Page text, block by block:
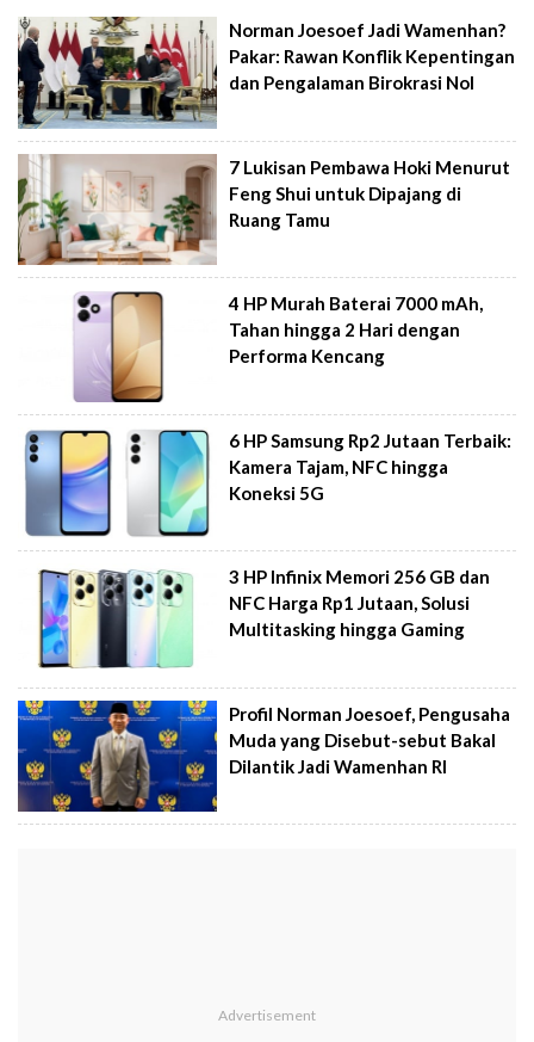
Norman Joesoef Jadi Wamenhan?
Pakar: Rawan Konflik Kepentingan
dan Pengalaman Birokrasi Nol
7 Lukisan Pembawa Hoki Menurut
Feng Shui untuk Dipajang di
Ruang Tamu
4 HP Murah Baterai 7000 mAh,
Tahan hingga 2 Hari dengan
Performa Kencang
6 HP Samsung Rp2 Jutaan Terbaik:
Kamera Tajam, NFC hingga
Koneksi 5G
3 HP Infinix Memori 256 GB dan
NFC Harga Rp1 Jutaan, Solusi
Multitasking hingga Gaming
Profil Norman Joesoef, Pengusaha
Muda yang Disebut-sebut Bakal
Dilantik Jadi Wamenhan RI